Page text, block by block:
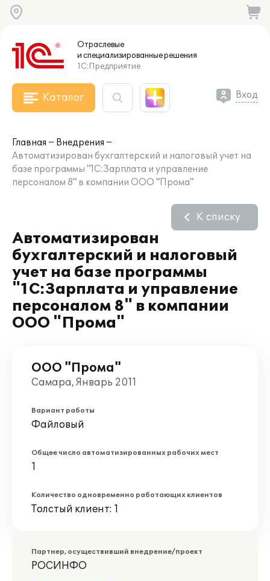
Отраслевые
и специализированныерешения
1С:Предприятие
Каталог Вход
Главная
Внедрения
Автоматизирован бухгалтерский и налоговый учет на
базе программы "1С:Зарплата и управление
персоналом 8" в компании ООО "Прома"
Автоматизирован
бухгалтерский и налоговый
учет на базе программы
"1С:Зарплата и управление
персоналом 8" в компании
ООО "Прома"
К списку
ООО "Прома"
Самара, Январь 2011
Вариант работы
Файловый
Общее число автоматизированных рабочих мест
1
Количество одновременно работающих клиентов
Толстый клиент: 1
Партнер, осуществивший внедрение/проект
РОСИНФО